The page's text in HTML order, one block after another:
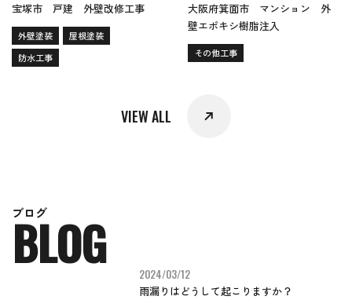
宝塚市 戸建 外壁改修工事
外壁塗装
屋根塗装
防水工事
大阪府箕面市 マンション 外
壁エポキシ樹脂注入
その他工事
VIEW ALL
ブロ グ
BLOG 2024/03/12
雨漏りはどうして起こりますか？